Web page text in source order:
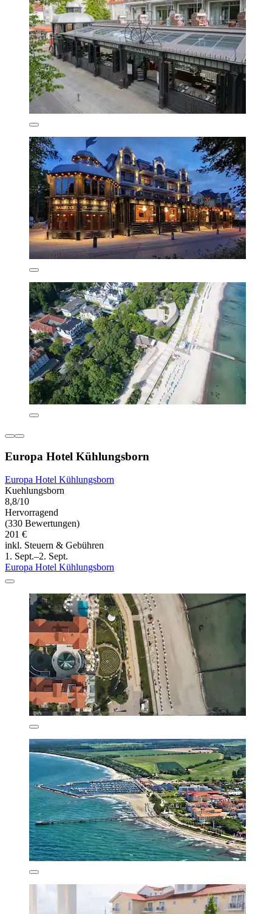
Europa Hotel Kühlungsborn
Europa Hotel Kühlungsborn
Kuehlungsborn
8,8/10
Hervorragend
(330 Bewertungen)
201 €
inkl. Steuern & Gebühren
1. Sept.–2. Sept.
Europa Hotel Kühlungsborn